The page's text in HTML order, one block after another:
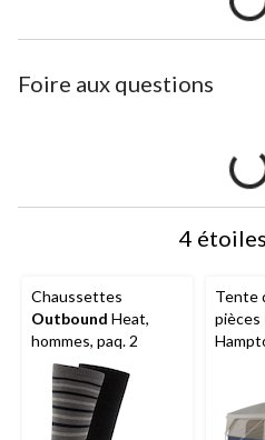
Foire aux questions
4
Chaussettes
Outbound Heat,
hommes, paq. 2
Tente
pièces
de